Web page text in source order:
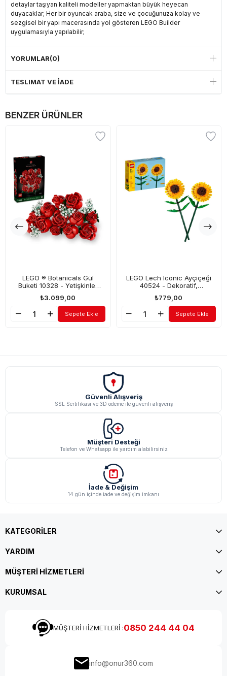
detaylar taşıyan kaliteli modeller yapmaktan büyük heyecan
duyacaklar; Her bir oyuncak araba, size ve çocuğunuza kolay ve
sezgisel bir yapı macerasında yol gösteren LEGO Builder
uygulamasıyla yapılabilir;
YORUMLAR(0)
TESLIMAT VE İADE
BENZER ÜRÜNLER
LEGO ® Botanicals Gül
Buketi 10328 - Yetişkinler
için Yaratıcı Çiçek Model
Yapım Seti (822P)
₺3.099,00
Sepete Ekle
LEGO Lech Iconic Ayçiçeği
40524 - Dekoratif,
Koleksiyonluk ve
Sergilenebilir Çiçek Modeli
Yapım Set
₺779,00
Sepete Ekle
Güvenli Alışveriş
SSL Sertifikası ve 3D ödeme ile güvenli alışveriş
Müşteri Desteği
Telefon ve Whatsapp ile yardım alabilirsiniz
İade & Değişim
14 gün içinde iade ve değişim imkanı
KATEGORİLER
YARDIM
MÜŞTERİ HİZMETLERİ
KURUMSAL
MÜŞTERİ HİZMETLERİ :0850 244 44 04
info@onur360.com